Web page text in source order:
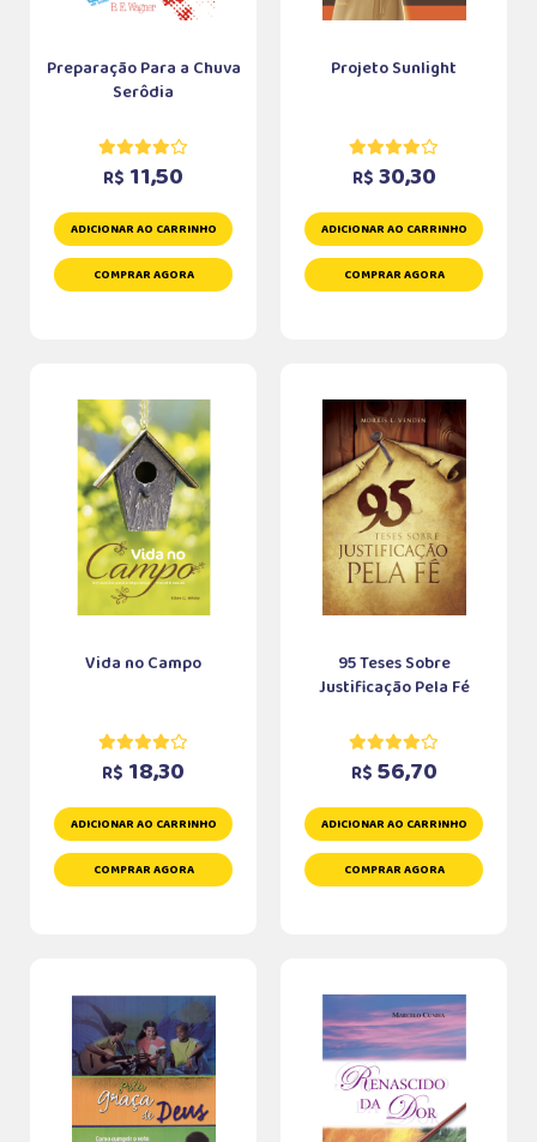
Preparação Para a Chuva
Serôdia
R$ 11,50
ADICIONAR AO CARRINHO
COMPRAR AGORA
Projeto Sunlight
R$ 30,30
ADICIONAR AO CARRINHO
COMPRAR AGORA
Vida no Campo
R$ 18,30
ADICIONAR AO CARRINHO
COMPRAR AGORA
95 Teses Sobre
Justificação Pela Fé
R$ 56,70
ADICIONAR AO CARRINHO
COMPRAR AGORA